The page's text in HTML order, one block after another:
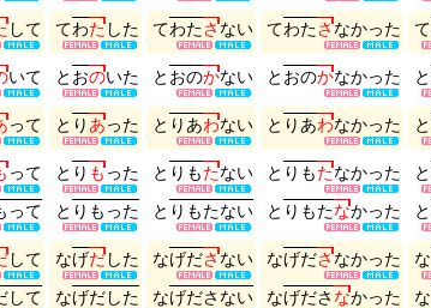
して てわたした てわたさない てわたさなかった て
いて と おのいた と おのかない と おのかなかった と
って と り あった と り あわない と り あわなかった と
って
って
と り もった
と り も った
と り もたない
と り もたない
と り もたなかった
と り もたなかった
と
と
して
して
なげだした
なげだした
なげださない
なげださ ない
なげださなかった
なげださ なかった
な
な